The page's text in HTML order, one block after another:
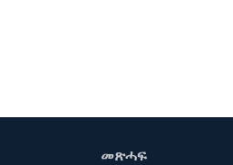
መጽሓፍ